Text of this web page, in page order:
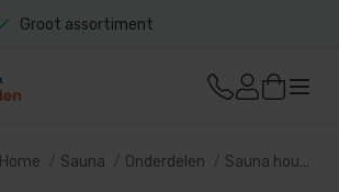
Groot assortiment
Home Sauna Onderdelen Sauna hout